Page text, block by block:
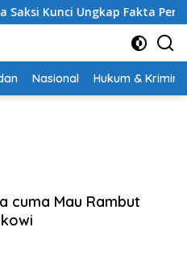
Ungkap Fakta Persidangan
Nasional Hukum &
cuma Mau Rambut